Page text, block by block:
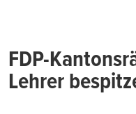
FDP-
Lehrer